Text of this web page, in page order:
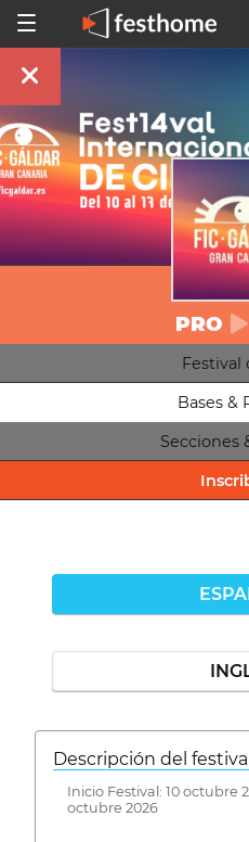
PRO
Festival
Bases &
Secciones
Descripción del
Inicio Festival: 10 octubre
octubre 2026